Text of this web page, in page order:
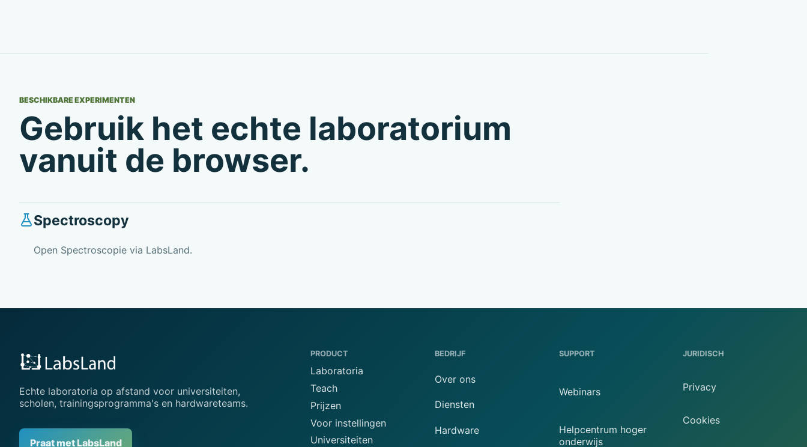
BESCHIKBARE EXPERIMENTEN
Gebruik het echte laboratorium
vanuit de browser.
Spectroscopy
Open Spectroscopie via LabsLand.
Echte laboratoria op afstand voor universiteiten,
scholen, trainingsprogramma's en hardwareteams.
Praat met LabsLand
PRODUCT
Laboratoria
Teach
Prijzen
Voor instellingen
Universiteiten
BEDRIJF
Over ons
Diensten
Hardware
SUPPORT
Webinars
Helpcentrum hoger
onderwijs
JURIDISCH
Privacy
Cookies